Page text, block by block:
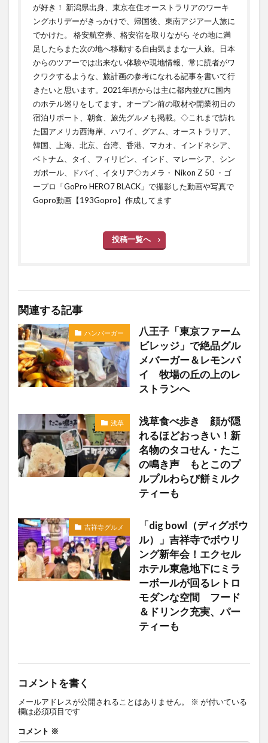
が好き！ 新潟県出身、東京在住オーストラリアのワーキ
ングホリデーがきっかけで、帰国後、東南アジア一人旅に
でかけた。 格安航空券、格安宿を取りながら その地に満
足したらまた次の地へ移動する自由気ままな一人旅。日本
からのツアーでは出来ない体験や現地情報、常に読者がワ
クワクするような、旅計画の参考になれる記事を書いて行
きたいと思います。2021年頃からは主に都内並びに国内
のホテル巡りをしてます。オープン前の取材や開業初日の
宿泊リポート、朝食、旅先グルメも掲載。◇これまで訪れ
た国アメリカ西海岸、ハワイ、グアム、オーストラリア、
韓国、上海、北京、台湾、香港、マカオ、インドネシア、
ベトナム、タイ、フィリピン、インド、マレーシア、シン
ガポール、ドバイ、イタリア◇カメラ・ Nikon Z 50 ・ゴ
ープロ「GoPro HERO7 BLACK」で撮影した動画や写真で
Gopro動画【193Gopro】作成してます
投稿一覧へ
関連する記事
ハンバーガー
八王子「東京ファーム
ビレッジ」で絶品グル
メバーガー＆レモンパ
イ 牧場の丘の上のレ
ストランへ
浅草
浅草食べ歩き 顔が隠
れるほどおっきい！新
名物のタコせん・たこ
の鳴き声 もとこのプ
ルプルわらび餅ミルク
ティーも
吉祥寺グルメ
「dig bowl（ディグボウ
ル）」吉祥寺でボウリ
ング新年会！エクセル
ホテル東急地下にミラ
ーボールが回るレトロ
モダンな空間 フード
＆ドリンク充実、パー
ティーも
コメントを書く
メールアドレスが公開されることはありません。 ※ が付いている
欄は必須項目です
コメント ※